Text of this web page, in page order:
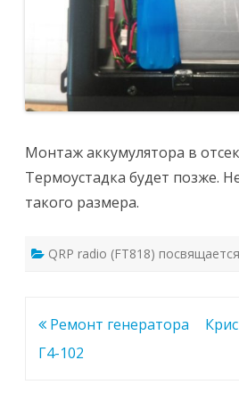
Монтаж аккумулятора в
Термоустадка будет позже.
такого размера.
QRP radio (FT818)
Навигация
по
Ремонт генератора
Г4-102